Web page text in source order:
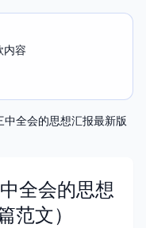
内容
全会的思想汇报最新版
全会的思想
范文）